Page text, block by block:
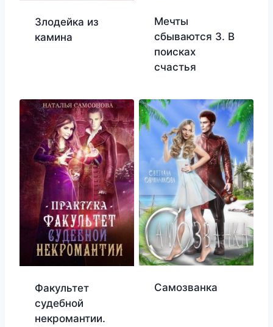
Злодейка из
камина
Мечты
сбываются 3. В
поисках
счастья
Факультет
судебной
некромантии.
Самозванка